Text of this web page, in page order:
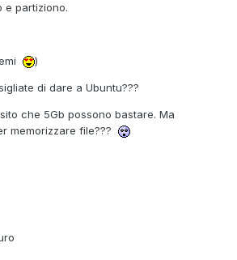
e partiziono.
)
di dare a Ubuntu???
che 5Gb possono bastare. Ma
memorizzare file???